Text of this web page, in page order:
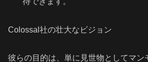
Colossal社の壮大なビジョン
彼らの目的は、単に見世物としてマン